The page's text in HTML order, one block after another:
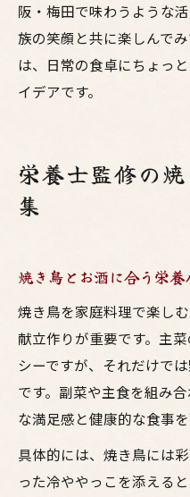
阪・梅田で味わうような
族の笑顔と共に楽しんで
は、日常の食卓にちょっ
イデアです。
栄養士監修の
集
焼き鳥とお酒に合う栄
焼き鳥を家庭料理で楽し
献立作りが重要です。主
シーですが、それだけで
です。副菜や主食を組み
な満足感と健康的な食事を
具体的には、焼き鳥には
った冷ややっこを添える